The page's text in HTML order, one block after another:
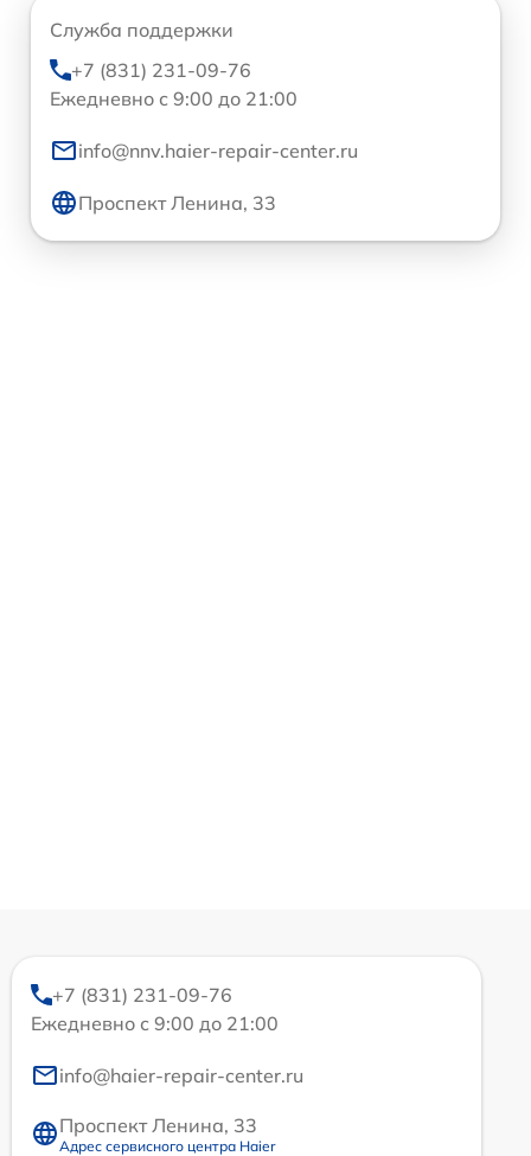
Служба поддержки
+7 (831) 231-09-76
Ежедневно с 9:00 до 21:00
info@nnv.haier-repair-center.ru
Проспект Ленина, 33
+7 (831) 231-09-76
Ежедневно с 9:00 до 21:00
info@haier-repair-center.ru
Проспект Ленина, 33
Адрес сервисного центра Haier